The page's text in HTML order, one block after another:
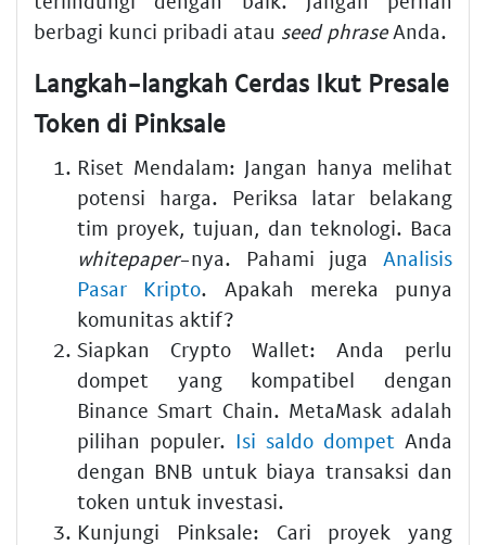
berbagi kunci pribadi atau seed phraseAnda.
Langkah-langkah Cerdas Ikut Presale
Token di Pinksale
Riset Mendalam: Jangan hanya melihat
potensi harga. Periksa latar belakang
tim proyek, tujuan, dan teknologi. Baca
whitepaper-nya. Pahami juga Analisis
Pasar Kripto. Apakah mereka punya
komunitas aktif?
Siapkan Crypto Wallet: Anda perlu
dompet yang kompatibel dengan
Binance Smart Chain. MetaMask adalah
pilihan populer. Isi saldo dompet Anda
dengan BNB untuk biaya transaksi dan
token untuk investasi.
Kunjungi Pinksale: Cari proyek yang